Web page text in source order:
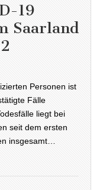
19
Saarland
Personen ist
Fälle
liegt bei
seit dem ersten
insgesamt…